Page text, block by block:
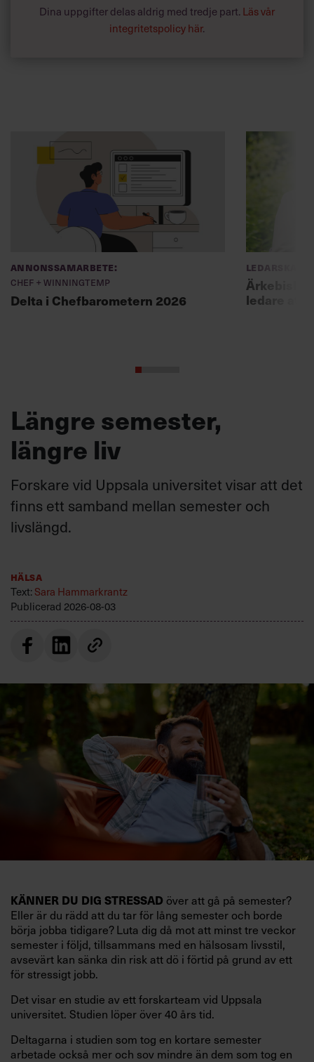
Dina uppgifter delas aldrig med tredje part. Läs vår
integritetspolicy här.
Annonssamarbete:
Chef + Winningtemp
Delta i Chefbarometern 2026
Ledarskap
ledare att
Längre semester,
längre liv
Forskare vid Uppsala universitet visar att det
finns ett samband mellan semester och
livslängd.
Hälsa
Text: Sara Hammarkrantz
Publicerad 2026-08-03
KÄNNER DU DIG STRESSAD över att gå på semester?
Eller är du rädd att du tar för lång semester och borde
börja jobba tidigare? Luta dig då mot att minst tre veckor
semester i följd, tillsammans med en hälsosam livsstil,
avsevärt kan sänka din risk att dö i förtid på grund av ett
för stressigt jobb.
Det visar en studie av ett forskarteam vid Uppsala
universitet. Studien löper över 40 års tid.
Deltagarna i studien som tog en kortare semester
arbetade också mer och sov mindre än dem som tog en